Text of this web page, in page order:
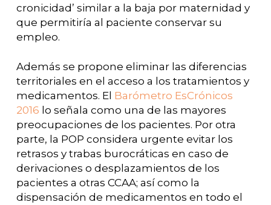
cronicidad’ similar a la baja por maternidad y
que permitiría al paciente conservar su
empleo.
Además se propone eliminar las diferencias
territoriales en el acceso a los tratamientos y
medicamentos. El Barómetro EsCrónicos
2016 lo señala como una de las mayores
preocupaciones de los pacientes. Por otra
parte, la POP considera urgente evitar los
retrasos y trabas burocráticas en caso de
derivaciones o desplazamientos de los
pacientes a otras CCAA; así como la
dispensación de medicamentos en todo el